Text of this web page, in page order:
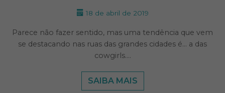
18 de abril de 2019
Parece não fazer sentido, mas uma tendência que vem
se destacando nas ruas das grandes cidades é… a das
cowgirls….
SAIBA MAIS